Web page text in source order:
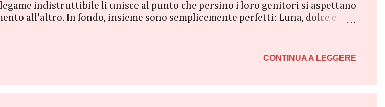
indistruttibile li unisce al punto che persino i loro genitori si aspettano
all'altro. In fondo, insieme sono semplicemente perfetti: Luna, dolce e
E nonostante la sua maschera da bella addormentata, Luna è una ragazza
CONTINUA A LEGGERE